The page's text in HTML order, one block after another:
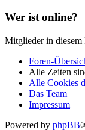
Wer ist online?
Mitglieder in
Foren-
Alle Zeiten
Alle Cookies
Das Team
Impressum
Powered by phpBB